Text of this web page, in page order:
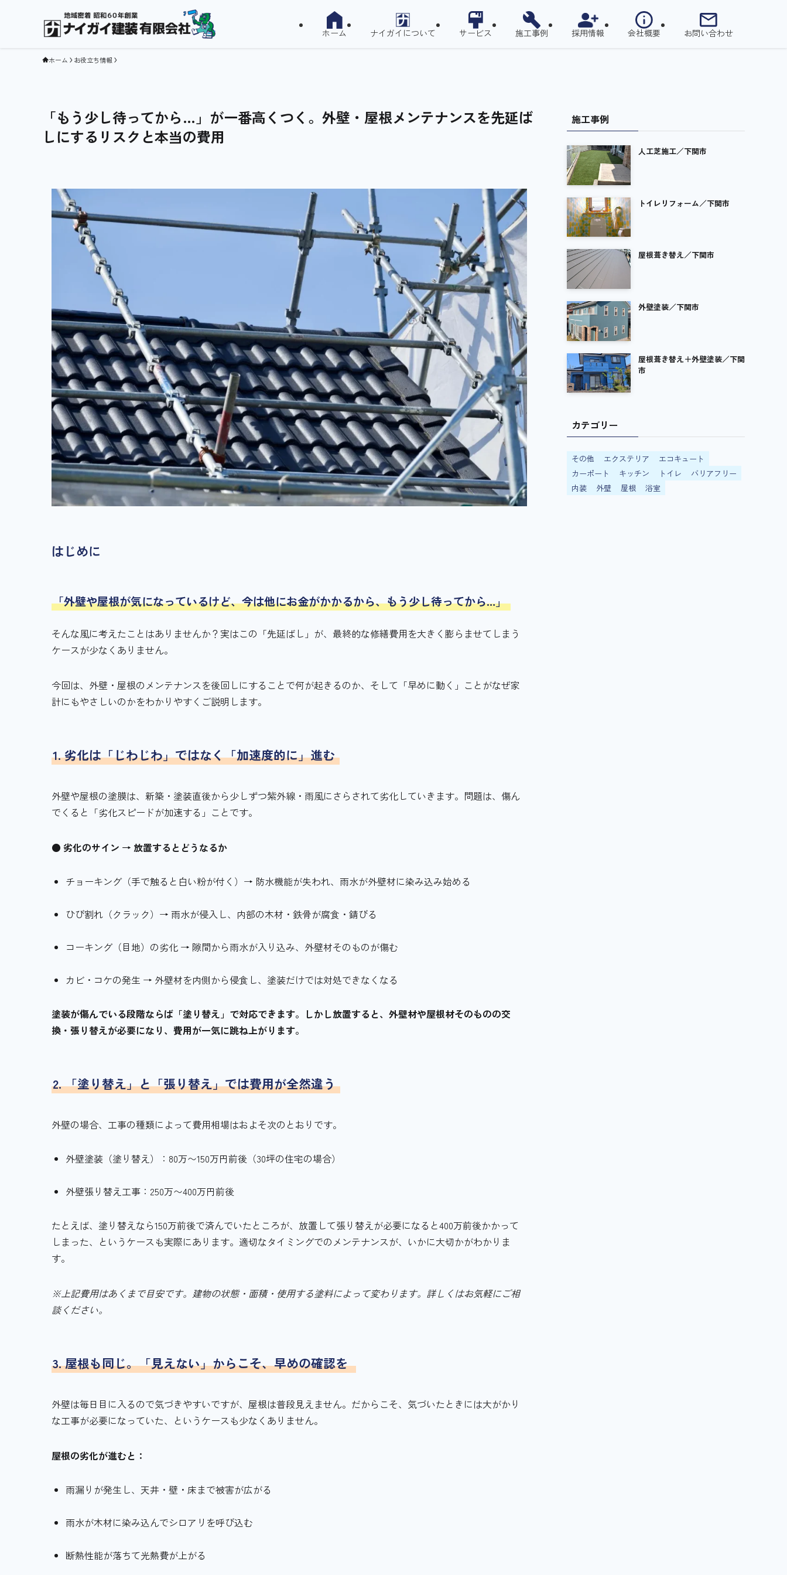
ホーム ナイガイについて サービス 施工事例 採用情報 会社概要 お問い合わせ
ホーム お役立ち情報
「もう少し待ってから…」が一番高くつく。外壁・屋根メンテナンスを先延ば
しにするリスクと本当の費用
はじめに
「外壁や屋根が気になっているけど、今は他にお金がかかるから、もう少し待ってから…」
そんな風に考えたことはありませんか？実はこの「先延ばし」が、最終的な修繕費用を大きく膨らませてしまう
ケースが少なくありません。
今回は、外壁・屋根のメンテナンスを後回しにすることで何が起きるのか、そして「早めに動く」ことがなぜ家
計にもやさしいのかをわかりやすくご説明します。
1. 劣化は「じわじわ」ではなく「加速度的に」進む
外壁や屋根の塗膜は、新築・塗装直後から少しずつ紫外線・雨風にさらされて劣化していきます。問題は、傷ん
でくると「劣化スピードが加速する」ことです。
● 劣化のサイン → 放置するとどうなるか
チョーキング（手で触ると白い粉が付く）→ 防水機能が失われ、雨水が外壁材に染み込み始める
ひび割れ（クラック）→ 雨水が侵入し、内部の木材・鉄骨が腐食・錆びる
コーキング（目地）の劣化 → 隙間から雨水が入り込み、外壁材そのものが傷む
カビ・コケの発生 → 外壁材を内側から侵食し、塗装だけでは対処できなくなる
塗装が傷んでいる段階ならば「塗り替え」で対応できます。しかし放置すると、外壁材や屋根材そのものの交
換・張り替えが必要になり、費用が一気に跳ね上がります。
2. 「塗り替え」と「張り替え」では費用が全然違う
外壁の場合、工事の種類によって費用相場はおよそ次のとおりです。
外壁塗装（塗り替え）：80万〜150万円前後（30坪の住宅の場合）
外壁張り替え工事：250万〜400万円前後
たとえば、塗り替えなら150万前後で済んでいたところが、放置して張り替えが必要になると400万前後かかって
しまった、というケースも実際にあります。適切なタイミングでのメンテナンスが、いかに大切かがわかりま
す。
※上記費用はあくまで目安です。建物の状態・面積・使用する塗料によって変わります。詳しくはお気軽にご相
談ください。
3. 屋根も同じ。「見えない」からこそ、早めの確認を
外壁は毎日目に入るので気づきやすいですが、屋根は普段見えません。だからこそ、気づいたときには大がかり
な工事が必要になっていた、というケースも少なくありません。
屋根の劣化が進むと：
雨漏りが発生し、天井・壁・床まで被害が広がる
雨水が木材に染み込んでシロアリを呼び込む
断熱性能が落ちて光熱費が上がる
施工事例
人工芝施工／下関市
トイレリフォーム／下関市
屋根葺き替え／下関市
外壁塗装／下関市
屋根葺き替え＋外壁塗装／下関
市
カテゴリー
その他 エクステリア
エコキュート
カーポート
キッチン トイレ
バリアフリー
内装
外壁 屋根 浴室